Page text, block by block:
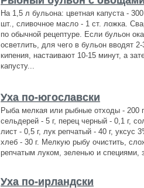
На 1,5 л бульона: цветная капуста -
шт., сливочное масло - 1 ст. ложка.
по обычной рецептуре. Если бульон
осветлить, для чего в бульон вводят
кипения, настаивают 10-15 минут, а
капусту...
Уха по-югославски
Рыба мелкая или рыбные отходы - 200
сельдерей - 5 г, перец черный - 0,1 г,
лист - 0,5 г, лук репчатый - 40 г, уксус
хлеб - 30 г. Мелкую рыбу очистить,
репчатым луком, зеленью и специями,
Уха по-ирландски